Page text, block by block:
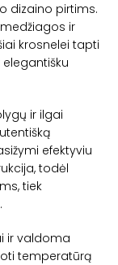
dizaino pirtims.
ir
krosnelei tapti
ir ilgai
efektyviu
todėl
tiek
ir valdoma
temperatūrą